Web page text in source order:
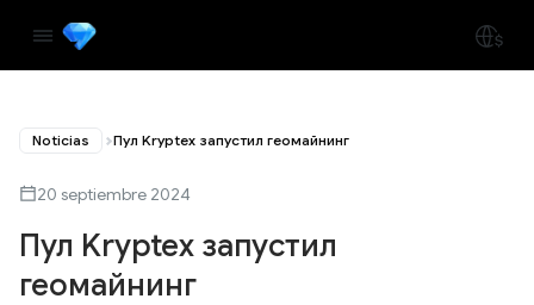
Noticias Пул Kryptex запустил геомайнинг
20 septiembre 2024
Пул Kryptex запустил
геомайнинг